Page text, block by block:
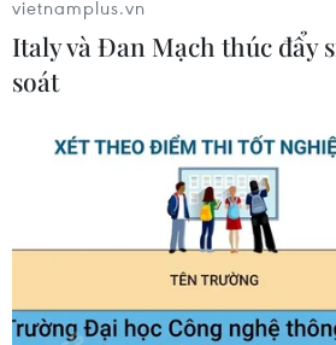
Thủ tướng Đức tuyên bố
đàm Libya tại Berlin
Bà Merkel đã bày tỏ hy vọng
Nga và Thổ Nhĩ Kỳ sẽ dẫn tới
khẳng định Đức sẽ sớm gửi lời
vietnamplus.vn
Italy và Đan Mạch thúc đẩy
soát